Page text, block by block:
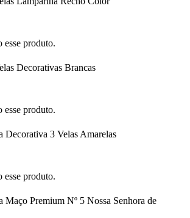
esse produto.
Decorativas Brancas
esse produto.
Decorativa 3 Velas Amarelas
esse produto.
Maço Premium Nº 5 Nossa Senhora de